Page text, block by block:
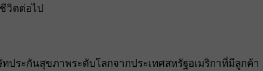
วิตต่อไป
ระกันสุขภาพระดับโลกจากประเทศสหรัฐอเมริกาที่มีลูกค้า